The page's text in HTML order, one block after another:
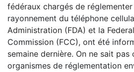
fédéraux chargés de
rayonnement du téléphone
Administration (FDA) et la
Commission (FCC), ont été
semaine dernière. On ne sait pas
organismes de réglementation